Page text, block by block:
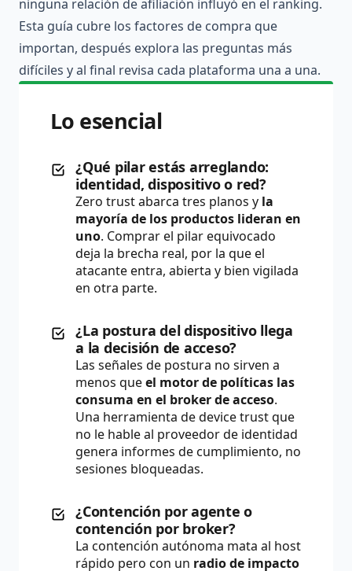
ninguna relación de afiliación influyó en el ranking.
Esta guía cubre los factores de compra que
importan, después explora las preguntas más
difíciles y al final revisa cada plataforma una a una.
Lo esencial
¿Qué pilar estás arreglando:
identidad, dispositivo o red?
Zero trust abarca tres planos y la
mayoría de los productos lideran en
uno. Comprar el pilar equivocado
deja la brecha real, por la que el
atacante entra, abierta y bien vigilada
en otra parte.
¿La postura del dispositivo llega
a la decisión de acceso?
Las señales de postura no sirven a
menos queel motor de políticas las
consuma en el broker de acceso.
Una herramienta de device trust que
no le hable al proveedor de identidad
genera informes de cumplimiento, no
sesiones bloqueadas.
¿Contención por agente o
contención por broker?
La contención autónoma mata al host
rápido pero con un radio de impacto